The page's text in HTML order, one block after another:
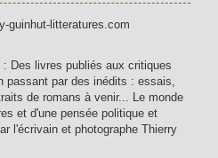
guinhut-litteratures.com
: Des livres publiés aux critiques
passant par des inédits : essais,
de romans à venir... Le monde
et d'une pensée politique et
l'écrivain et photographe Thierry